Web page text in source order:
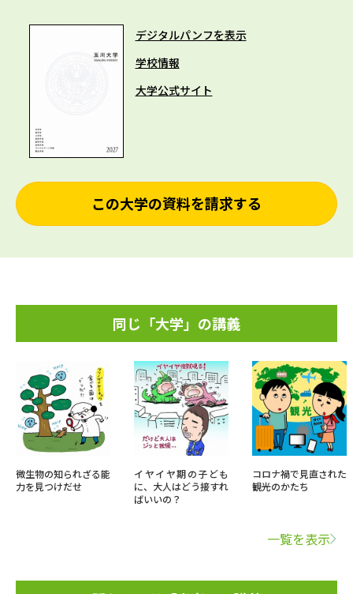
デジタルパンフを表示
学校情報
大学公式サイト
この大学の資料を請求する
同じ「大学」の講義
微生物の知られざる能
力を見つけだせ
イヤイヤ期の子ども
に、大人はどう接すれ
ばいいの？
コロナ禍で見直された
観光のかたち
一覧を表示